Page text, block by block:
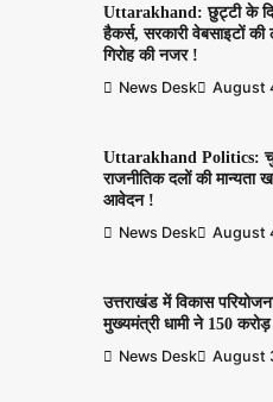
Uttarakhand: छुट्टी के
हैकर्स, सरकारी वेबसाइटों की
गिरोह की नजर !
News Desk August
Uttarakhand Politics:
राजनीतिक दलों की मान्यता
आवेदन !
News Desk August
उत्तराखंड में विकास
मुख्यमंत्री धामी ने 150
News Desk August